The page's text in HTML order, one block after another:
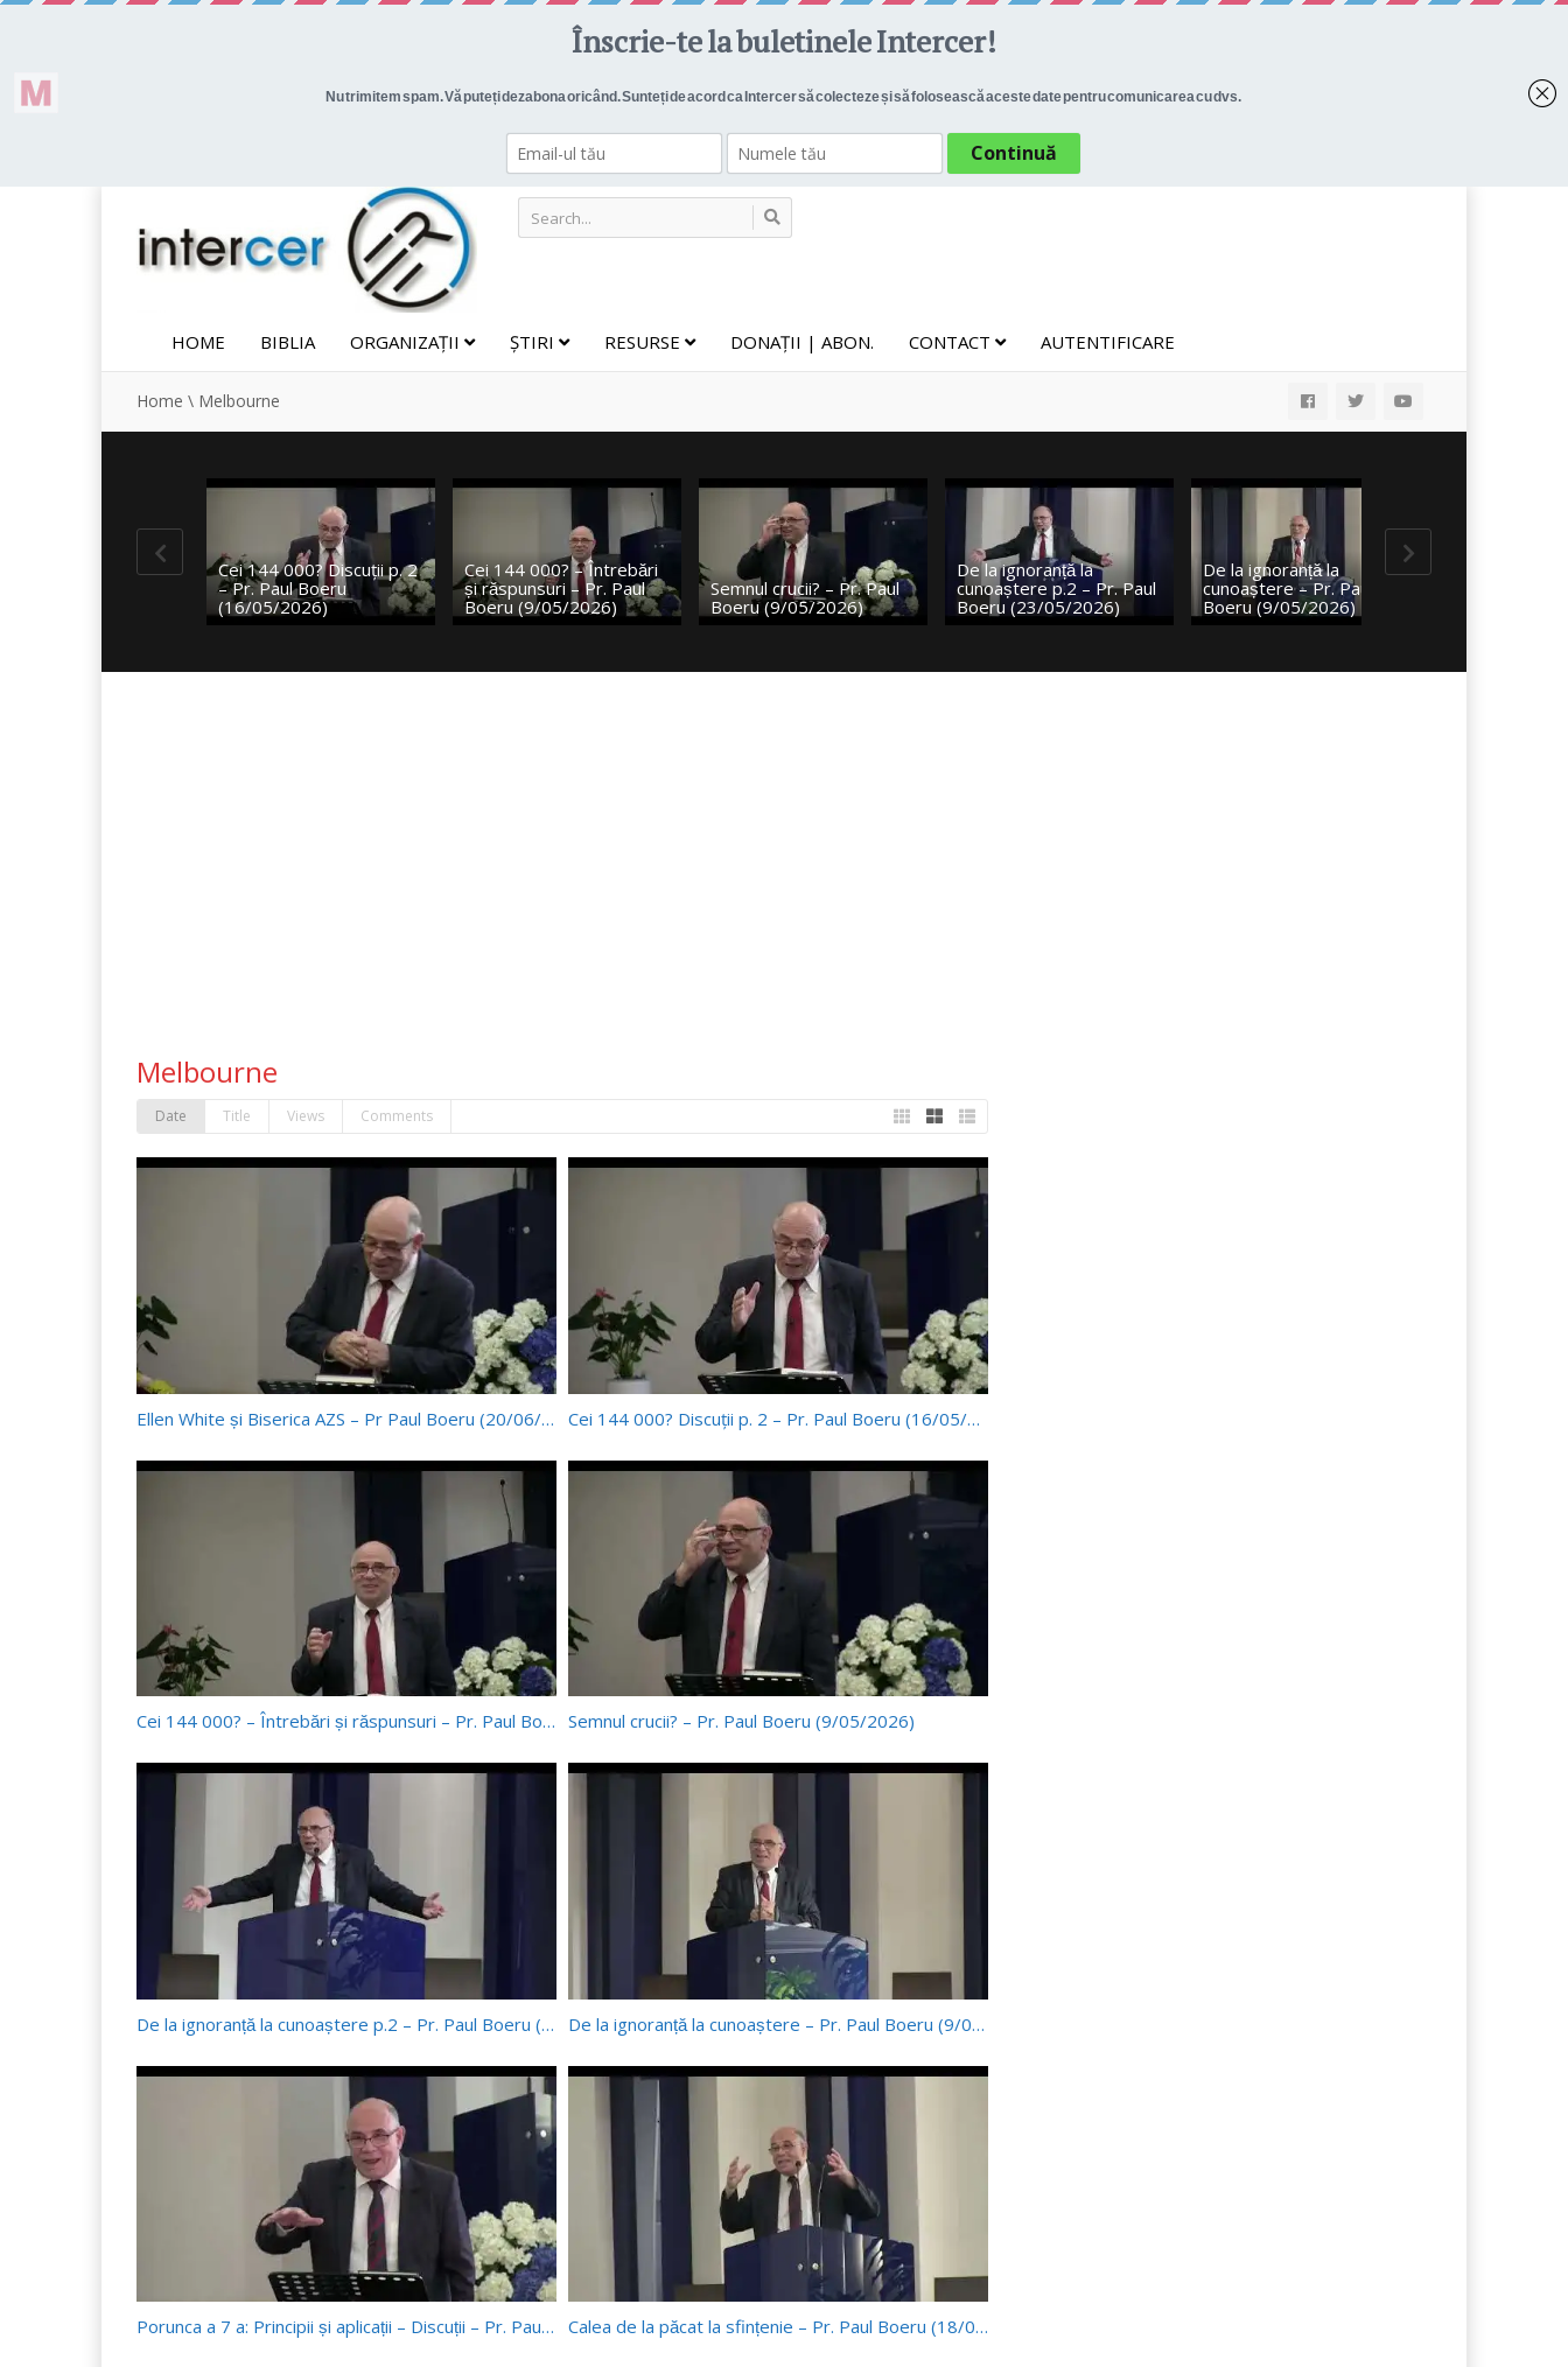
HOME BIBLIA ORGANIZAȚII ȘTIRI RESURSE DONAȚII | ABON. CONTACT AUTENTIFICARE
Home \ Melbourne
Cei 144 000? Discuții p. 2
Cei 144 000? – Întrebări
și răspunsuri – Pr. Paul
Boeru (9/05/2026)
Semnul crucii? – Pr. Paul
Boeru (9/05/2026)
De la ignoranță la
cunoaștere p.2 – Pr. Paul
Boeru (23/05/2026)
De la ignoranță la
cunoaștere – Pr. Paul
Boeru (9/05/2026)
Porunca a 7 a: Principii și
aplicații – Discuții – Pr.
Paul Boeru (18/04/2026)
Melbourne
Date Title Views Comments
Ellen White și Biserica AZS – Pr Paul Boeru (20/06/2026) Cei 144 000? Discuții p. 2 – Pr. Paul Boeru (16/05/2026)
Cei 144 000? – Întrebări și răspunsuri – Pr. Paul Boeru (9/05/2026) Semnul crucii? – Pr. Paul Boeru (9/05/2026)
De la ignoranță la cunoaștere p.2 – Pr. Paul Boeru (23/05/2026) De la ignoranță la cunoaștere – Pr. Paul Boeru (9/05/2026)
Porunca a 7 a: Principii și aplicații – Discuții – Pr. Paul Boeru (18/04/2026) Calea de la păcat la sfințenie – Pr. Paul Boeru (18/04/2026)